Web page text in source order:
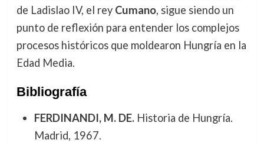
de Ladislao IV, el rey Cumano, sigue siendo un
punto de reflexión para entender los complejos
procesos históricos que moldearon Hungría en la
Edad Media.
Bibliografía
FERDINANDI, M. DE.Historia de Hungría.
Madrid, 1967.